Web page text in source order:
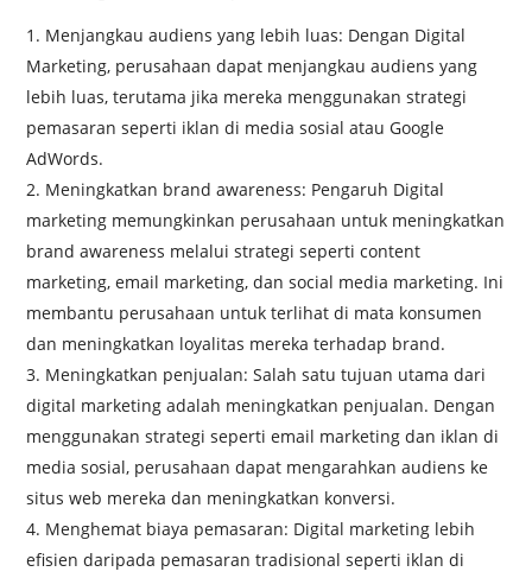
Menjangkau audiens yang lebih luas: Dengan Digital
Marketing, perusahaan dapat menjangkau audiens yang
lebih luas, terutama jika mereka menggunakan strategi
pemasaran seperti iklan di media sosial atau Google
AdWords.
Meningkatkan brand awareness: Pengaruh Digital
marketing memungkinkan perusahaan untuk meningkatkan
brand awareness melalui strategi seperti content
marketing, email marketing, dan social media marketing. Ini
membantu perusahaan untuk terlihat di mata konsumen
dan meningkatkan loyalitas mereka terhadap brand.
Meningkatkan penjualan: Salah satu tujuan utama dari
digital marketing adalah meningkatkan penjualan. Dengan
menggunakan strategi seperti email marketing dan iklan di
media sosial, perusahaan dapat mengarahkan audiens ke
situs web mereka dan meningkatkan konversi.
Menghemat biaya pemasaran: Digital marketing lebih
efisien daripada pemasaran tradisional seperti iklan di